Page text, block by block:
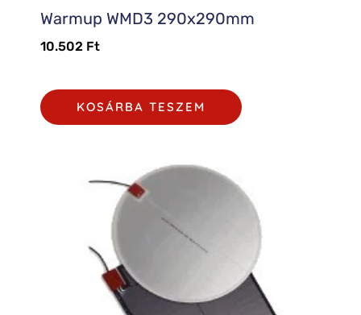
Warmup WMD3 290x290mm
10.502 Ft
KOSÁRBA TESZEM